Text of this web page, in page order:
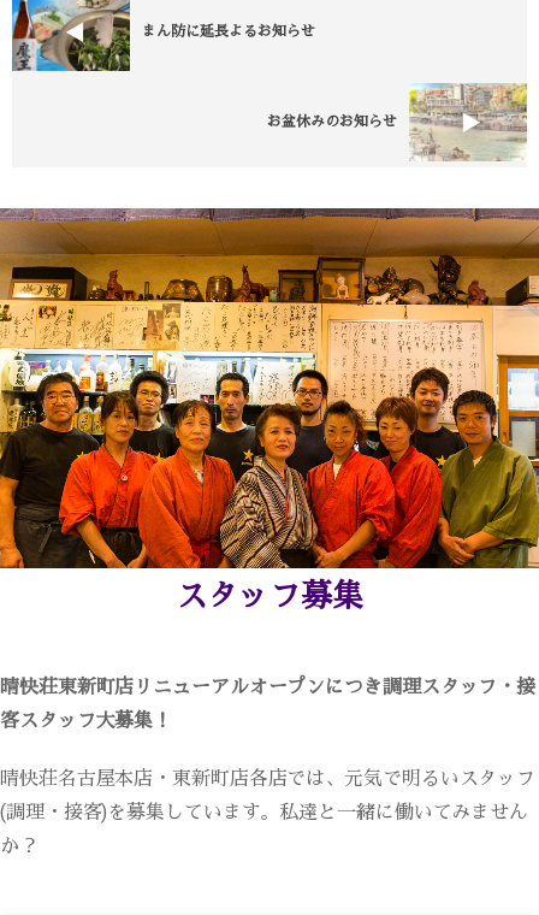
まん防に延長よるお知らせ
お盆休みのお知らせ
スタッフ募集
晴快荘東新町店リニューアルオープンにつき調理スタッフ・接
客スタッフ大募集！
晴快荘名古屋本店・東新町店各店では、元気で明るいスタッフ
(調理・接客)を募集しています。私達と一緒に働いてみません
か？